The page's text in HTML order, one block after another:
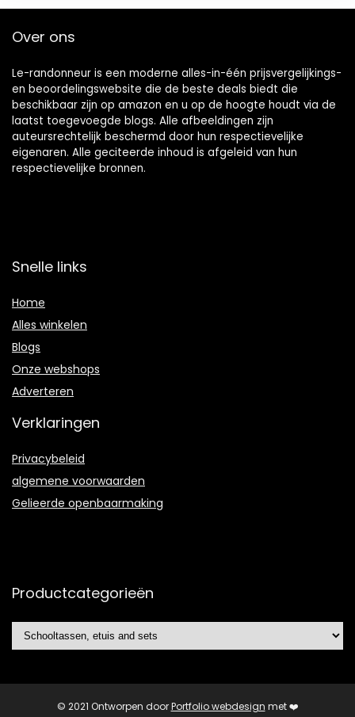
Over ons
Le-randonneur is een moderne alles-in-één prijsvergelijkings-
en beoordelingswebsite die de beste deals biedt die
beschikbaar zijn op amazon en u op de hoogte houdt via de
laatst toegevoegde blogs. Alle afbeeldingen zijn
auteursrechtelijk beschermd door hun respectievelijke
eigenaren. Alle geciteerde inhoud is afgeleid van hun
respectievelijke bronnen.
Snelle links
Home
Alles winkelen
Blogs
Onze webshops
Adverteren
Verklaringen
Privacybeleid
algemene voorwaarden
Gelieerde openbaarmaking
Productcategorieën
© 2021 Ontworpen doorPortfolio webdesign met ❤️